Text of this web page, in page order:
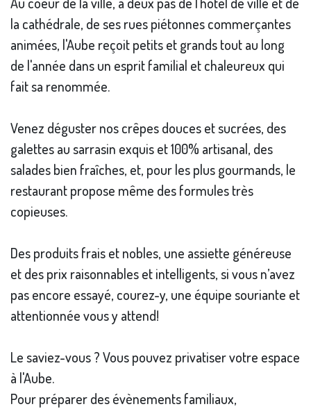
la cathédrale, de ses rues piétonnes commerçantes
animées, l'Aube reçoit petits et grands tout au long
de l'année dans un esprit familial et chaleureux qui
fait sa renommée.
Venez déguster nos crêpes douces et sucrées, des
galettes au sarrasin exquis et 100% artisanal, des
salades bien fraîches, et, pour les plus gourmands, le
restaurant propose même des formules très
copieuses.
Des produits frais et nobles, une assiette généreuse
et des prix raisonnables et intelligents, si vous n’avez
pas encore essayé, courez-y, une équipe souriante et
attentionnée vous y attend!
Le saviez-vous ? Vous pouvez privatiser votre espace
à l'Aube.
Pour préparer des évènements familiaux,